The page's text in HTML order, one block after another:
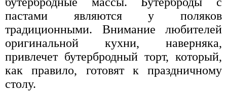
пастами являются у поляков
традиционными. Внимание любителей
оригинальной кухни, наверняка,
привлечет бутербродный торт, который,
как правило, готовят к праздничному
столу.